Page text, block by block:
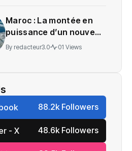
Maroc : La montée en
puissance d’un nouveau
centre névralgique de
By redacteur3.0 01 Views
88.2k Followers
- X 48.6k Followers